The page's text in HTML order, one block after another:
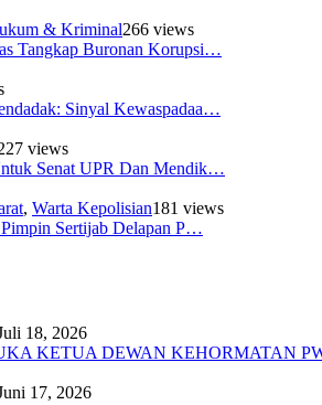
& Kriminal266 views
Tangkap Buronan Korupsi…
Sinyal Kewaspadaa…
views
Senat UPR Dan Mendik…
, Warta Kepolisian181 views
Sertijab Delapan P…
18, 2026
KETUA DEWAN KEHORMATAN
17, 2026